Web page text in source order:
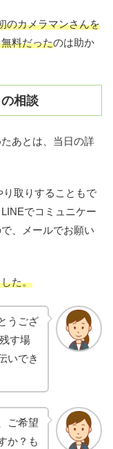
のカメラマンさんを
料だったのは助か
相談
あとは、当日の詳
取りすることもで
でコミュニケー
、メールでお願い
た。
うござ
す場
いでき
ご希望
か？も